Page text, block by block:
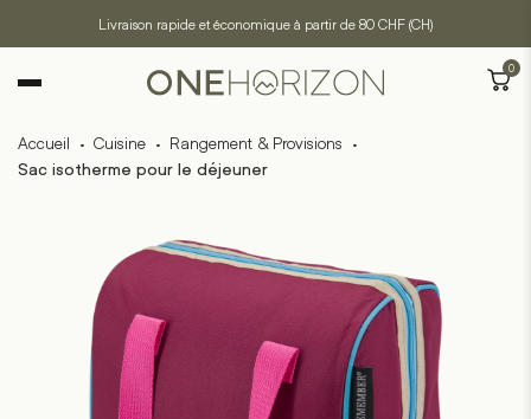
Livraison rapide et économique à partir de 80 CHF (CH)
0
Accueil · Cuisine · Rangement & Provisions ·
Sac isotherme pour le déjeuner